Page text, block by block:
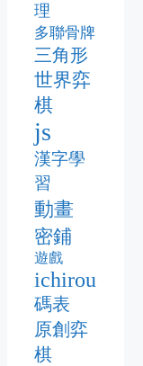
理
多聯骨牌
三角形
世界弈
棋
js
漢字學
習
動畫
密鋪
遊戲
ichirou
碼表
原創弈
棋